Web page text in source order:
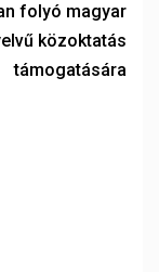
folyó magyar
közoktatás
támogatására